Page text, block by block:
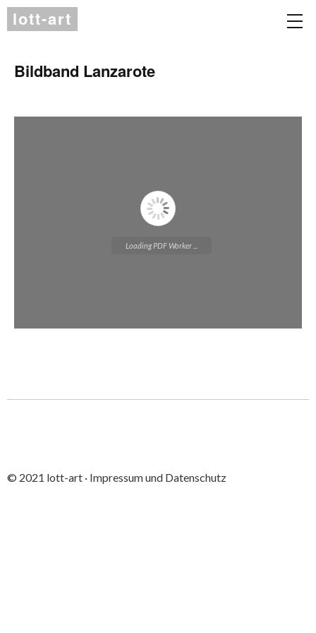
lott-art
Bildband Lanzarote
Loading PDF Worker ...
© 2021 lott-art · Impressum und Datenschutz